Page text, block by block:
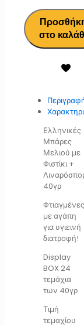
στο
Ελληνικές
Μπάρες
Μελιού με
Φιστίκι +
40γρ
Φτιαγμένες
με αγάπη
για υγιεινή
διατροφή!
Display
BOX 24
τεμάχια
των 40γρ
Τιμή
τεμαχίου